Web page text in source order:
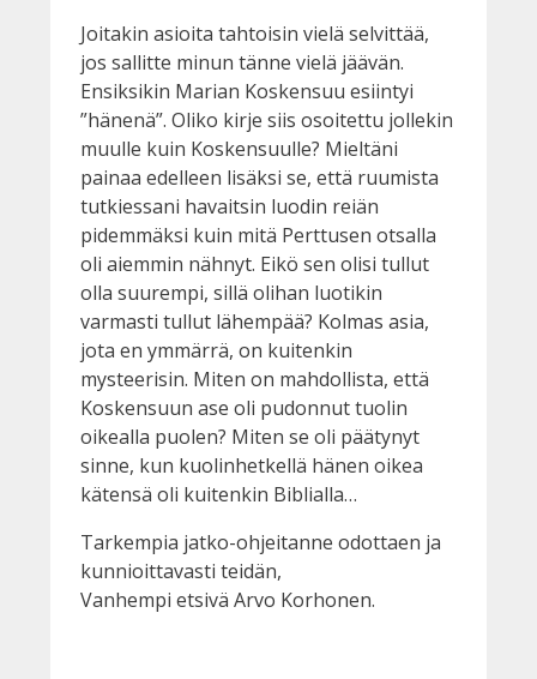
Joitakin asioita tahtoisin vielä selvittää,
jos sallitte minun tänne vielä jäävän.
Ensiksikin Marian Koskensuu esiintyi
”hänenä”. Oliko kirje siis osoitettu jollekin
muulle kuin Koskensuulle? Mieltäni
painaa edelleen lisäksi se, että ruumista
tutkiessani havaitsin luodin reiän
pidemmäksi kuin mitä Perttusen otsalla
oli aiemmin nähnyt. Eikö sen olisi tullut
olla suurempi, sillä olihan luotikin
varmasti tullut lähempää? Kolmas asia,
jota en ymmärrä, on kuitenkin
mysteerisin. Miten on mahdollista, että
Koskensuun ase oli pudonnut tuolin
oikealla puolen? Miten se oli päätynyt
sinne, kun kuolinhetkellä hänen oikea
kätensä oli kuitenkin Biblialla…
Tarkempia jatko-ohjeitanne odottaen ja
kunnioittavasti teidän,
Vanhempi etsivä Arvo Korhonen.